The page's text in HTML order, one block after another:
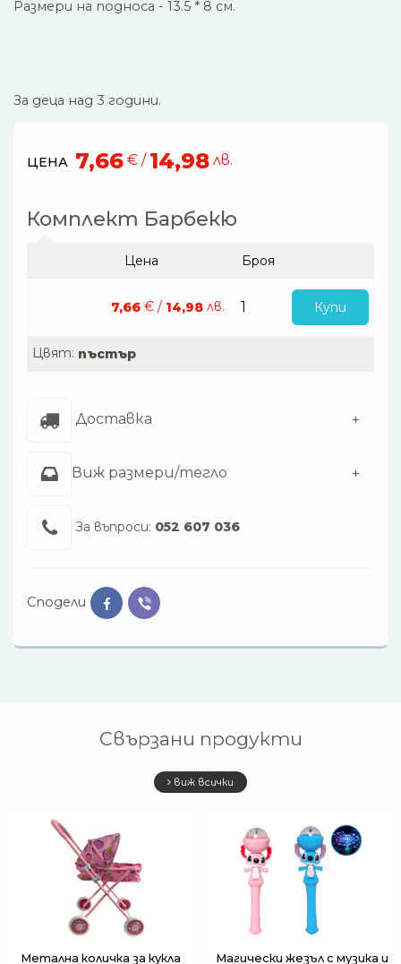
Размери на подноса - 13.5 * 8 см.
За деца над 3 години.
ЦЕНА 7,66 € / 14,98 лв.
Комплект Барбекю
Цена Броя
7,66€ / 14,98лв. Купи
Цвят: пъстър
Доставка
Виж размери/тегло
За въпроси: 052 607 036
Сподели
Свързани продукти
виж всички
Метална количка за кукла
Магически жезъл с музика и